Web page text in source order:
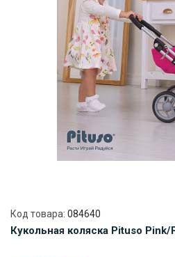
Код товара: 084640
Кукольная коляска Pituso